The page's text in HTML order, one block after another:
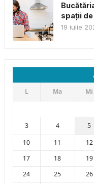
spații
19 iulie
L Ma Mi
3
4 5
10
11 12
17
18 19
24
25 26